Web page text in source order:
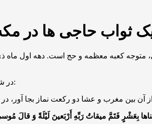
حاجی ها در مکه
متوجه کعبه معظمه و حج است. دهه اول ماه
در شب‌های دهه اول ماه ذی الحجة نمازی با فضیلت روایت شده است: